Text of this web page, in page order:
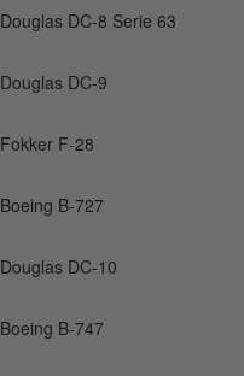
Douglas DC-8 Serie 63
Douglas DC-9
Fokker F-28
Boeing B-727
Douglas DC-10
Boeing B-747